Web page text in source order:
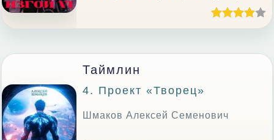
Таймлин
4. Проект «Творец»
Шмаков Алексей Семенович